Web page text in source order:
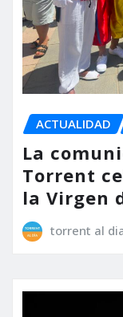
ACTUALIDAD
La
Torrent
la Virgen
torrent al